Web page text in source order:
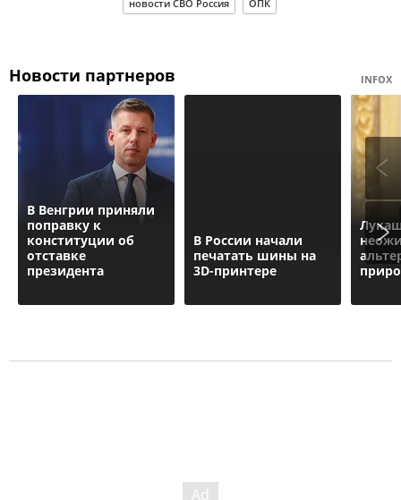
новости СВО Россия ОПК
Новости партнеров INFOX
В Венгрии приняли
поправку к
конституции об
отставке
президента
В России начали
печатать шины на
3D-принтере